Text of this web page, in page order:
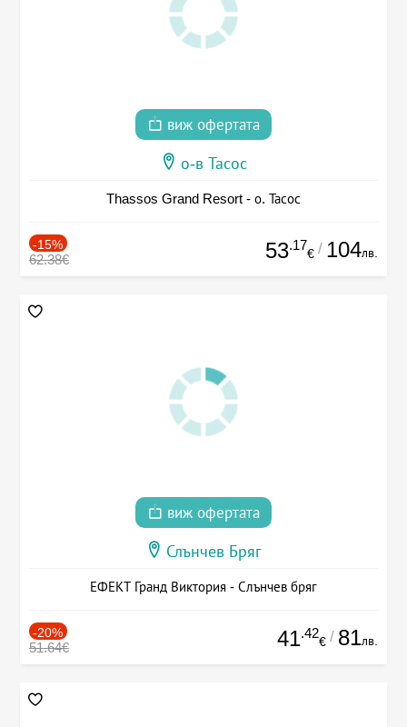
виж офертата
о-в Тасос
Thassos Grand Resort - о. Тасос
-15%
62.38€ 53.17
€ / 104лв.
виж офертата
Слънчев Бряг
ЕФЕКТ Гранд Виктория - Слънчев бряг
-20%
51.64€ 41.42
€ / 81лв.